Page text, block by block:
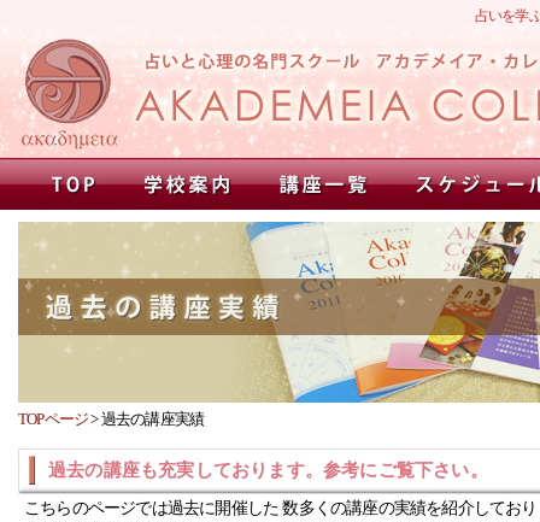
占いを学
TOPページ>過去の講座実績
過去の講座も充実しております。参考にご覧下さい。
こちらのページでは過去に開催した 数多くの講座の実績を紹介してお